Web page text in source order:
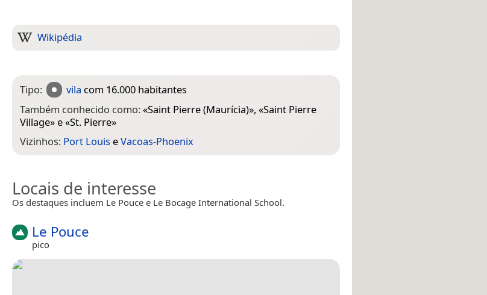
Wikipédia
Tipo: vila com 16.000 habitantes
Também conhecido como:«Saint Pierre (Maurícia)», «Saint Pierre
Village» e «St. Pierre»
Vizinhos: Port Louis eVacoas-Phoenix
Locais de interesse
Os destaques incluem Le Pouce e Le Bocage International School.
Le Pouce
pico